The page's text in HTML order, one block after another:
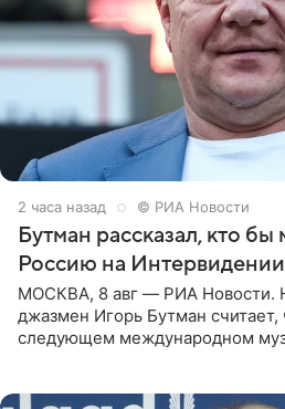
2 часа назад © РИА Новости
Бутман рассказал, кто бы
Россию на Интервидении
МОСКВА, 8 авг — РИА Новости.
джазмен Игорь Бутман
следующем международном